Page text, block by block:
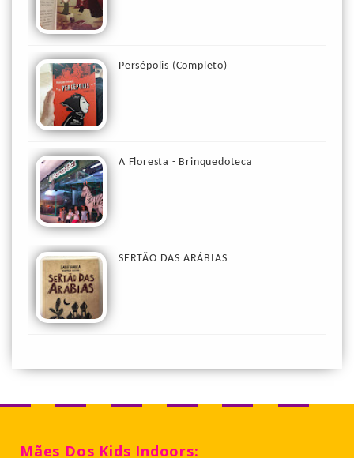
Persépolis (Completo)
A Floresta - Brinquedoteca
SERTÃO DAS ARÁBIAS
Mães Dos Kids Indoors: